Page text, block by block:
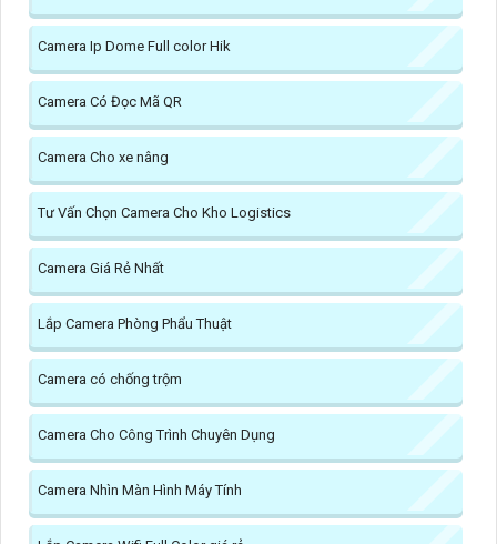
Camera Ip Dome Full color Hik
Camera Có Đọc Mã QR
Camera Cho xe nâng
Tư Vấn Chọn Camera Cho Kho Logistics
Camera Giá Rẻ Nhất
Lắp Camera Phòng Phẩu Thuật
Camera có chống trộm
Camera Cho Công Trình Chuyên Dụng
Camera Nhìn Màn Hình Máy Tính